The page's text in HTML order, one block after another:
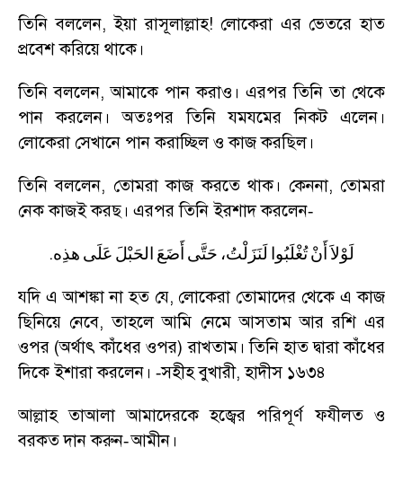
তিনি বললেন,ইয়া রাসূলাল্লাহ! লোকেরা এর ভেতরে হাত
প্রবেশ করিয়ে থাকে।
তিনি বললেন,আমাকে পান করাও। এরপর তিনি তা থেকে
পান করলেন। অতঃপর তিনি যমযমের নিকট এলেন।
লোকেরা সেখানে পান করাচ্ছিল ও কাজ করছিল।
তিনি বললেন, তোমরা কাজ করতে থাক। কেননা, তোমরা
নেক কাজই করছ। এরপর তিনি ইরশাদ করলেন-
لَوْلاَ أَنْتُغْلَبُوا لَنَزَلْتُ، حَتَّى أَضَعَ الحَبْلَ عَلَى هذِه.
যদি এ আশঙ্কা না হত যে, লোকেরা তোমাদের থেকে এ কাজ
ছিনিয়ে নেবে,তাহলে আমি নেমে আসতাম আর রশি এর
ওপর (অর্থাৎ কাঁধের ওপর) রাখতাম। তিনি হাত দ্বারা কাঁধের
দিকে ইশারা করলেন। -সহীহ বুখারী,হাদীস ১৬৩৪
আল্লাহ তাআলা আমাদেরকে হজ্বের পরিপূর্ণ ফযীলত ও
বরকত দান করুন-আমীন।